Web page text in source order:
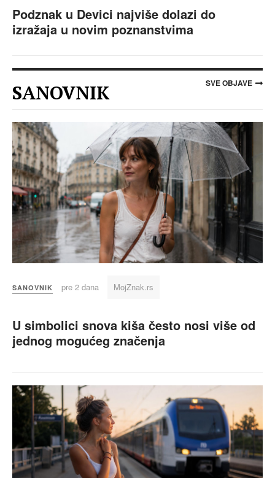
Podznak u Devici najviše dolazi do
izražaja u novim poznanstvima
SANOVNIK SVE OBJAVE
SANOVNIK pre 2 dana MojZnak.rs
U simbolici snova kiša često nosi više od
jednog mogućeg značenja